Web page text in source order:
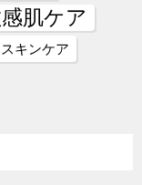
肌ケア
キンケア